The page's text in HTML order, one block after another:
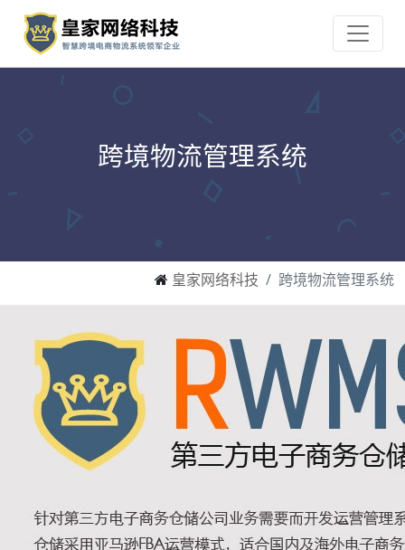
跨境物流管理系统
皇家网络科技 跨境物流管理系统